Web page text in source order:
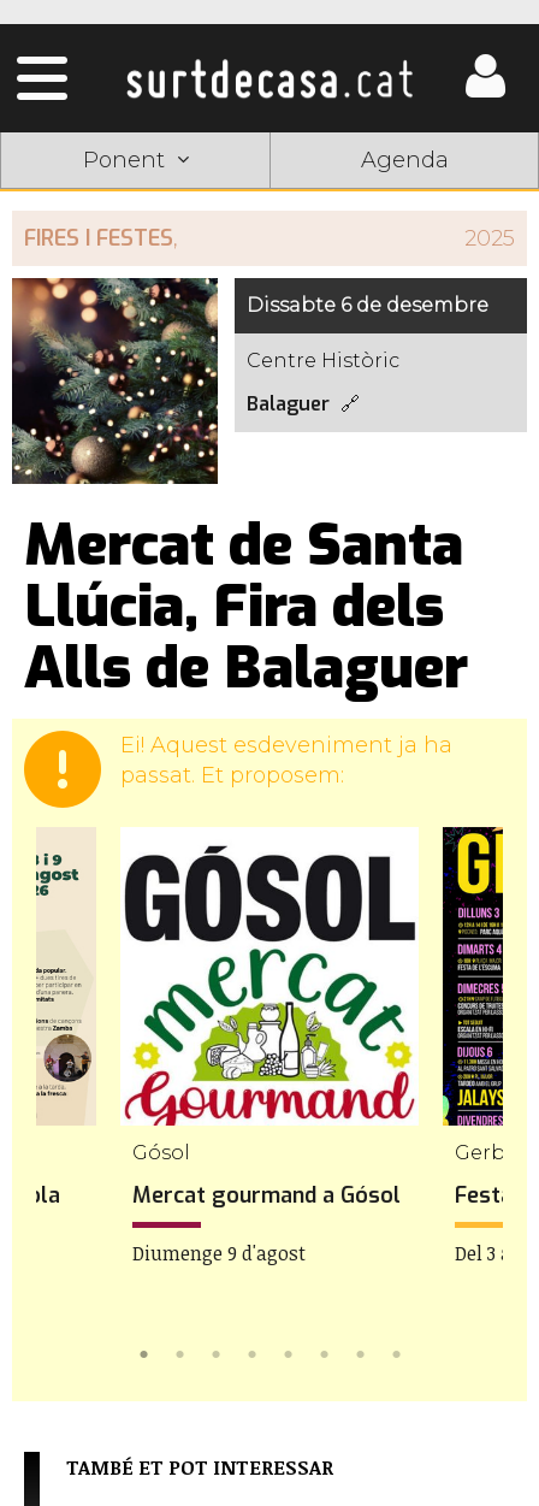
Ponent Agenda
FIRES I FESTES, 2025
Dissabte 6 de desembre
Centre Històric
Balaguer
Mercat de Santa
Llúcia, Fira dels
Alls de Balaguer
Ei! Aquest esdeveniment ja ha
passat. Et proposem:
Gósol
Mercat gourmand a Gósol
Diumenge 9 d'agost
Gerb
Festa
Del 3 al
TAMBÉ ET POT INTERESSAR